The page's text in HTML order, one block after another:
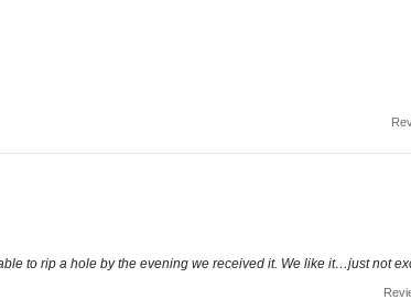
to rip a hole by the evening we received it. We like it…just not